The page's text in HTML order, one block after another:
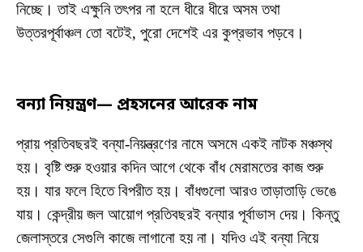
নিচ্ছে। তাই এক্ষুনি তৎপর না হলে ধীরে ধীরে অসম তথা
উত্তরপূর্বাঞ্চল তো বটেই, পুরো দেশেই এর কুপ্রভাব পড়বে।
বন্যা নিয়ন্ত্রণ— প্রহসনের আরেক নাম
প্রায় প্রতিবছরই বন্যা-নিয়ন্ত্রণের নামে অসমে একই নাটক মঞ্চস্থ
হয়। বৃষ্টি শুরু হওয়ার কদিন আগে থেকে বাঁধ মেরামতের কাজ শুরু
হয়। যার ফলে হিতে বিপরীত হয়। বাঁধগুলো আরও তাড়াতাড়ি ভেঙে
যায়। কেন্দ্রীয় জল আয়োগ প্রতিবছরই বন্যার পূর্বাভাস দেয়। কিন্তু
জেলাস্তরে সেগুলি কাজে লাগানো হয় না। যদিও এই বন্যা নিয়ে